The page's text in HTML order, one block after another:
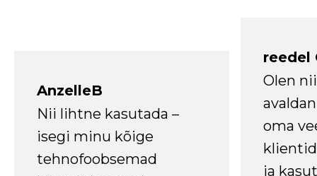
AnzelleB
Nii lihtne kasutada –
isegi minu kõige
tehnofoobsemad
reedel
Olen
oma
ja